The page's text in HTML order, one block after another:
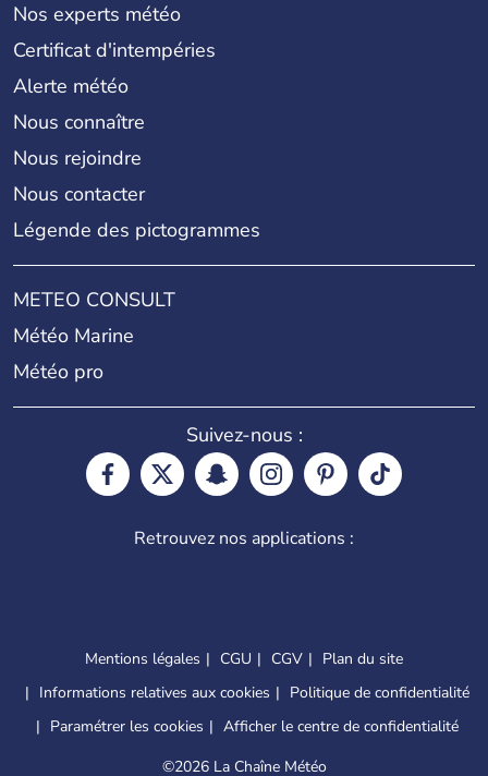
Nos experts météo
Certificat d'intempéries
Alerte météo
Nous connaître
Nous rejoindre
Nous contacter
Légende des pictogrammes
METEO CONSULT
Météo Marine
Météo pro
Suivez-nous :
Retrouvez nos applications :
Mentions légales CGU CGV
Plan du site
Informations relatives aux cookies
Politique de confidentialité
Paramétrer les cookies
Afficher le centre de confidentialité
©2026 La Chaîne Météo